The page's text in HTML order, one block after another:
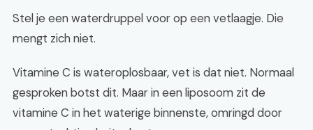
Stel je een waterdruppel voor op een vetlaagje. Die
mengt zich niet.
Vitamine C is wateroplosbaar, vet is dat niet. Normaal
gesproken botst dit. Maar in een liposoom zit de
vitamine C in het waterige binnenste, omringd door